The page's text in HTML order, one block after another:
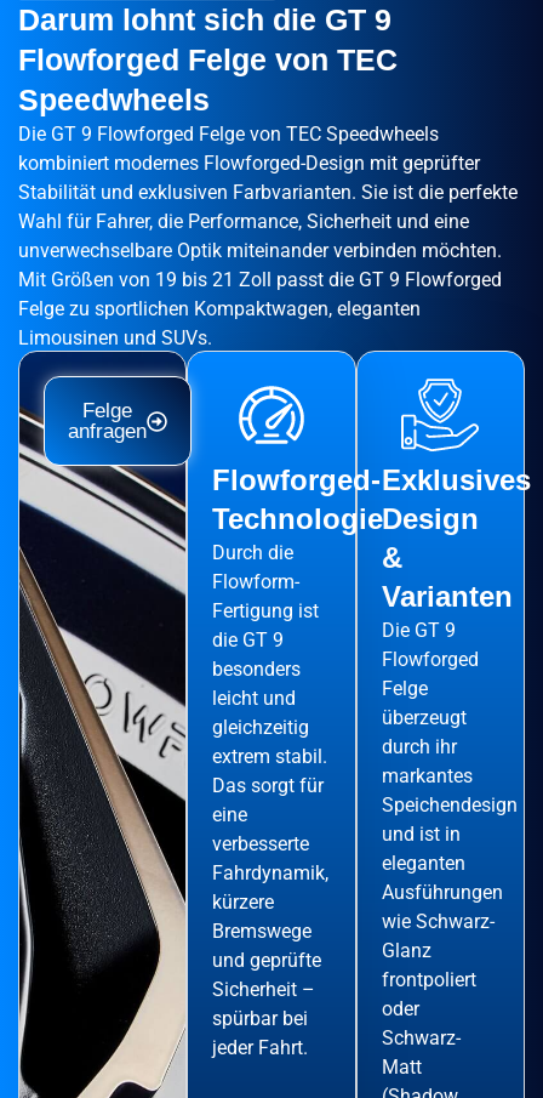
Darum lohnt sich die GT 9
Flowforged Felge von TEC
Speedwheels
Die GT 9 Flowforged Felge von TEC Speedwheels
kombiniert modernes Flowforged-Design mit geprüfter
Stabilität und exklusiven Farbvarianten. Sie ist die perfekte
Wahl für Fahrer, die Performance, Sicherheit und eine
unverwechselbare Optik miteinander verbinden möchten.
Mit Größen von 19 bis 21 Zoll passt die GT 9 Flowforged
Felge zu sportlichen Kompaktwagen, eleganten
Limousinen und SUVs.
Exklusives
Design
&
Varianten
Die GT 9
Flowforged
Felge
überzeugt
durch ihr
markantes
Speichendesign
und ist in
eleganten
Ausführungen
wie Schwarz-
Glanz
frontpoliert
oder
Schwarz-
Matt
Flowforged-
Technologie
Durch die
Flowform-
Fertigung ist
die GT 9
besonders
leicht und
gleichzeitig
extrem stabil.
Das sorgt für
eine
verbesserte
Fahrdynamik,
kürzere
Bremswege
und geprüfte
Sicherheit –
spürbar bei
jeder Fahrt.
Felge
anfragen